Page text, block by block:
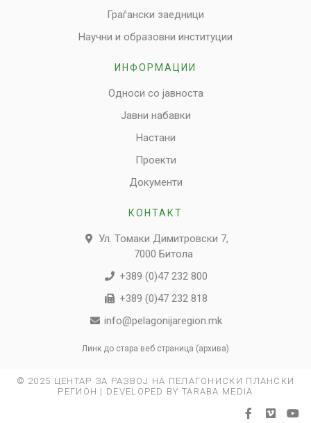
Граѓански заедници
Научни и образовни институции
ИНФОРМАЦИИ
Односи со јавноста
Јавни набавки
Настани
Проекти
Документи
КОНТАКТ
Ул. Томаки Димитровски 7,
7000 Битола
+389 (0)47 232 800
+389 (0)47 232 818
info@pelagonijaregion.mk
Линк до стара веб страница (архива)
© 2025 ЦЕНТАР ЗА РАЗВОЈ НА ПЕЛАГОНИСКИ ПЛАНСКИ
РЕГИОН | DEVELOPED BY TARABA MEDIA